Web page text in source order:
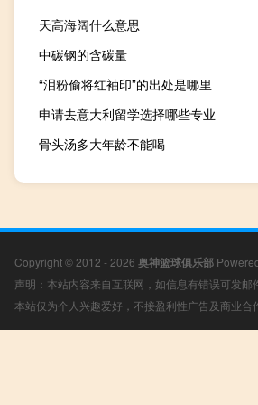
天高海阔什么意思
中碳钢的含碳量
“泪粉偷将红袖印”的出处是哪里
申请去意大利留学选择哪些专业
骨头汤多大年龄不能喝
Copyright © 2012 - 2026 奥神篮球俱乐部
声明：本站内容来自互联网，如信息有错误可发
本站仅为个人兴趣爱好，不接盈利性广告及商业合